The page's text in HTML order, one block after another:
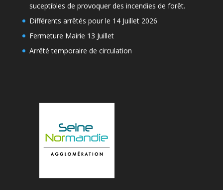
suceptibles de provoquer des incendies de forêt.
Différents arrêtés pour le 14 Juillet 2026
Fermeture Mairie 13 Juillet
Arrêté temporaire de circulation